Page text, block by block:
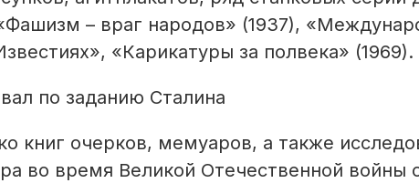
– враг народов» (1937),
«Карикатуры за полвека» (1969).
книг очерков, мемуаров, а также
во время Великой Отечественной войны